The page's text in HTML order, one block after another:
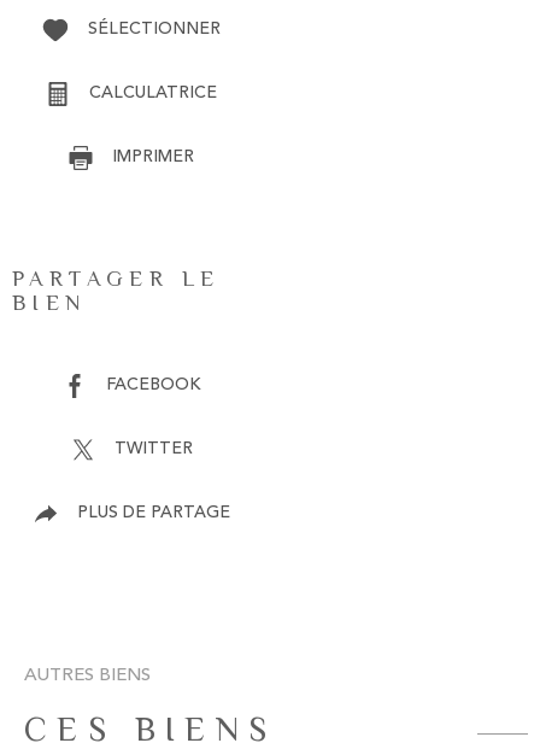
SÉLECTIONNER
CALCULATRICE
IMPRIMER
PARTAGER LE
BIEN
FACEBOOK
TWITTER
PLUS DE PARTAGE
AUTRES BIENS
CES BIENS